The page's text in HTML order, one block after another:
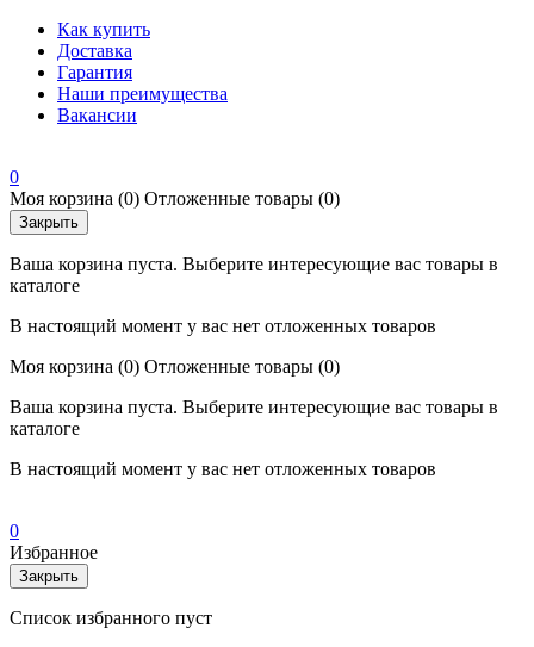
Как купить
Доставка
Гарантия
Наши преимущества
Вакансии
0
Моя корзина (0) Отложенные товары (0)
Закрыть
Ваша корзина пуста. Выберите интересующие вас товары в
каталоге
В настоящий момент у вас нет отложенных товаров
Моя корзина (0) Отложенные товары (0)
Ваша корзина пуста. Выберите интересующие вас товары в
каталоге
В настоящий момент у вас нет отложенных товаров
0
Избранное
Закрыть
Список избранного пуст